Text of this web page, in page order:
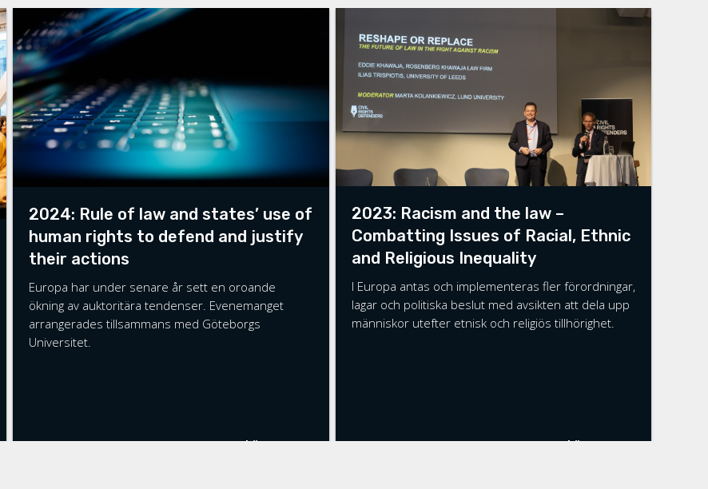
2024: Rule of law and states’ use of
human rights to defend and justify
their actions
Europa har under senare år sett en oroande
ökning av auktoritära tendenser. Evenemanget
arrangerades tillsammans med Göteborgs
Universitet.
Läs mer
2023: Racism and the law –
Combatting Issues of Racial, Ethnic
and Religious Inequality
I Europa antas och implementeras fler förordningar,
lagar och politiska beslut med avsikten att dela upp
människor utefter etnisk och religiös tillhörighet.
Läs mer